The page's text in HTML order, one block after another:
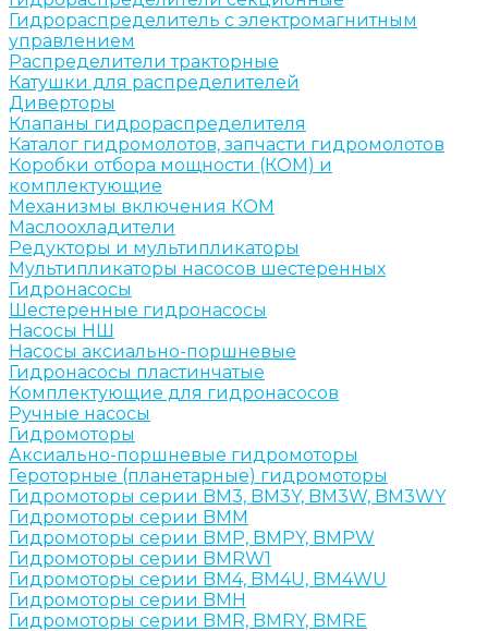
Гидрораспределитель с электромагнитным
управлением
Распределители тракторные
Катушки для распределителей
Диверторы
Клапаны гидрораспределителя
Каталог гидромолотов, запчасти гидромолотов
Коробки отбора мощности (КОМ) и
комплектующие
Механизмы включения КОМ
Маслоохладители
Редукторы и мультипликаторы
Мультипликаторы насосов шестеренных
Гидронасосы
Шестеренные гидронасосы
Насосы НШ
Насосы аксиально-поршневые
Гидронасосы пластинчатые
Комплектующие для гидронасосов
Ручные насосы
Гидромоторы
Аксиально-поршневые гидромоторы
Героторные (планетарные) гидромоторы
Гидромоторы серии BM3, BM3Y, BM3W, BM3WY
Гидромоторы серии BMM
Гидромоторы серии BMP, BMPY, BMPW
Гидромоторы серии BMRW1
Гидромоторы серии BМ4, BM4U, BМ4WU
Гидромоторы серии BМH
Гидромоторы серии BМR, BMRY, BМRE